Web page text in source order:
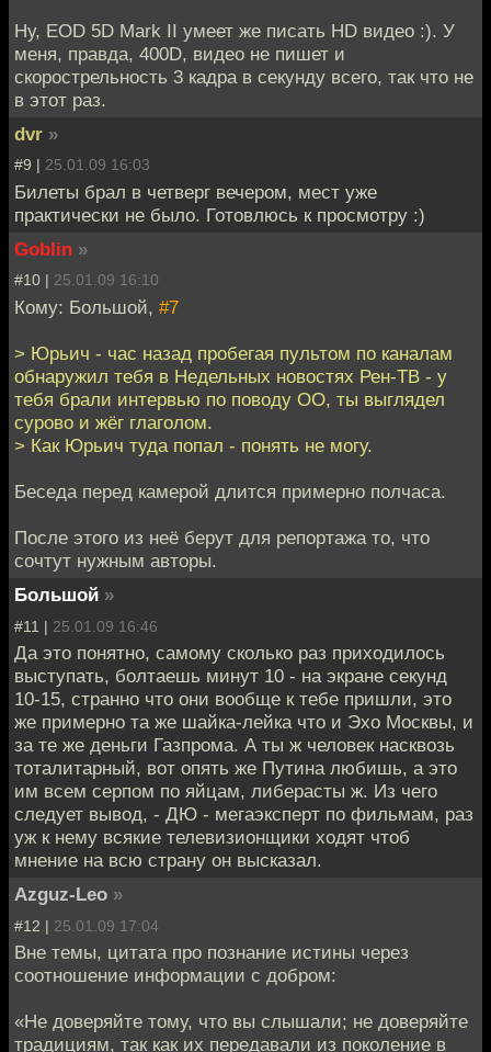
Ну, EOD 5D Mark II умеет же писать HD видео :). У
меня, правда, 400D, видео не пишет и
скорострельность 3 кадра в секунду всего, так что не
в этот раз.
dvr »
#9 | 25.01.09 16:03
Билеты брал в четверг вечером, мест уже
практически не было. Готовлюсь к просмотру :)
Goblin »
#10 | 25.01.09 16:10
Кому: Большой, #7
> Юрьич - час назад пробегая пультом по каналам
обнаружил тебя в Недельных новостях Рен-ТВ - у
тебя брали интервью по поводу ОО, ты выглядел
сурово и жёг глаголом.
> Как Юрьич туда попал - понять не могу.
Беседа перед камерой длится примерно полчаса.
После этого из неё берут для репортажа то, что
сочтут нужным авторы.
Большой »
#11 | 25.01.09 16:46
Да это понятно, самому сколько раз приходилось
выступать, болтаешь минут 10 - на экране секунд
10-15, странно что они вообще к тебе пришли, это
же примерно та же шайка-лейка что и Эхо Москвы, и
за те же деньги Газпрома. А ты ж человек насквозь
тоталитарный, вот опять же Путина любишь, а это
им всем серпом по яйцам, либерасты ж. Из чего
следует вывод, - ДЮ - мегаэксперт по фильмам, раз
уж к нему всякие телевизионщики ходят чтоб
мнение на всю страну он высказал.
Azguz-Leo »
#12 | 25.01.09 17:04
Вне темы, цитата про познание истины через
соотношение информации с добром:
«Не доверяйте тому, что вы слышали; не доверяйте
традициям, так как их передавали из поколение в